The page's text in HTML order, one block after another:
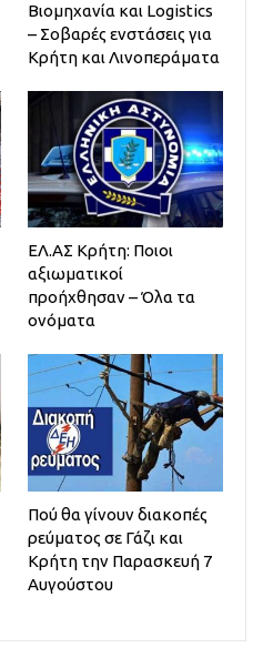
Βιομηχανία και Logistics
– Σοβαρές ενστάσεις για
Κρήτη και Λινοπεράματα
ΕΛ.ΑΣ Κρήτη: Ποιοι
αξιωματικοί
προήχθησαν – Όλα τα
ονόματα
Πού θα γίνουν διακοπές
ρεύματος σε Γάζι και
Κρήτη την Παρασκευή 7
Αυγούστου